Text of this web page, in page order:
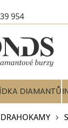
954
DIAMANTŮ